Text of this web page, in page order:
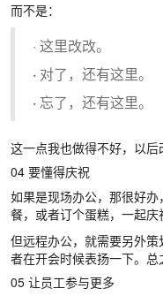
而不是：
· 这里改改。
· 对了，还有这里。
· 忘了，还有这里。
这一点我也做得不好，以后
04 要懂得庆祝
如果是现场办公，那很好
餐，或者订个蛋糕，一起庆
但远程办公，就需要另外
者在开会时候表扬一下。总
05 让员工参与更多